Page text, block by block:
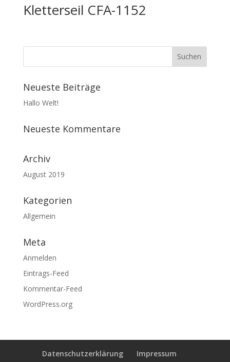
Kletterseil CFA-1152
Neueste Beiträge
Hallo Welt!
Neueste Kommentare
Archiv
August 2019
Kategorien
Allgemein
Meta
Anmelden
Eintrags-Feed
Kommentar-Feed
WordPress.org
Datenschutzerklärung Impressum